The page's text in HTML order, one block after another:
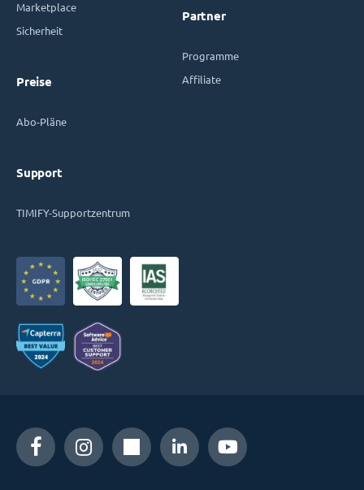
Marketplace
Sicherheit
Preise
Abo-Pläne
Support
TIMIFY-Supportzentrum
Partner
Programme
Affiliate